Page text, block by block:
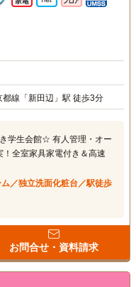
線「新田辺」駅 徒歩3分
学生会館☆ 有人管理・オー
！全室家具家電付き＆高速
／独立洗面化粧台／駅徒歩
お問合せ・資料請求